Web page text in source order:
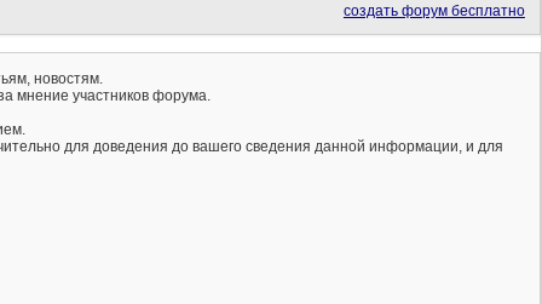
создать форум бесплатно
новостям.
мнение участников форума.
для доведения до вашего сведения данной информации, и для